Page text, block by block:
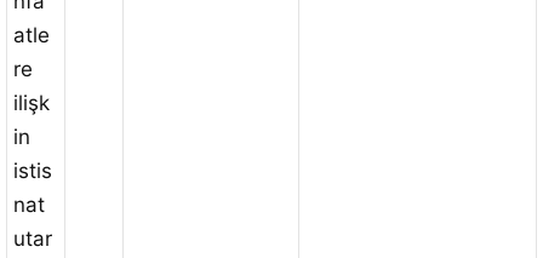
atle
re
ilişk
in
istis
nat
utar